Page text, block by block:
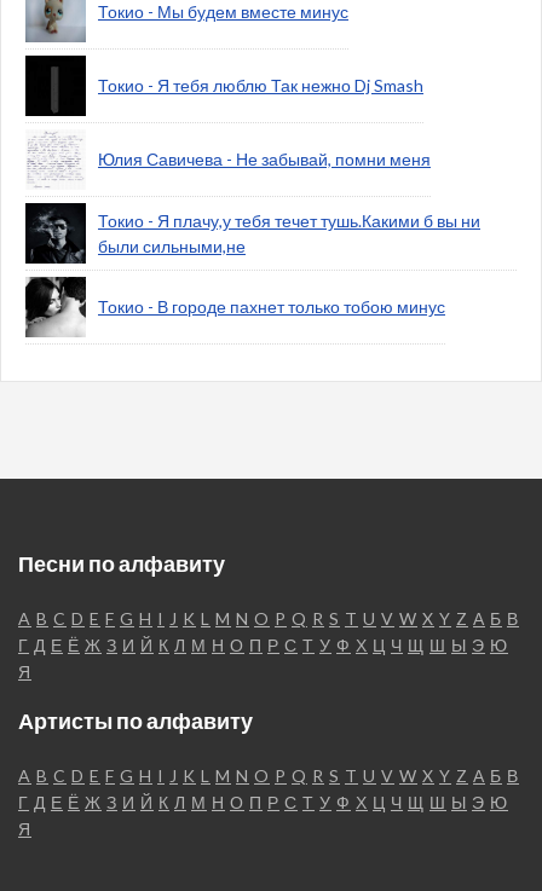
Токио - Мы будем вместе минус
Токио - Я тебя люблю Так нежно Dj Smash
Юлия Савичева - Не забывай, помни меня
Токио - Я плачу,у тебя течет тушь.Какими б вы ни
были сильными,не
Токио - В городе пахнет только тобою минус
Песни по алфавиту
A B C D E F G H I J K L M N O P Q R S T U V W X Y Z А Б В
Г Д Е Ё Ж З И Й К Л М Н О П Р С Т У Ф Х Ц Ч Щ Ш Ы Э Ю
Я
Артисты по алфавиту
A B C D E F G H I J K L M N O P Q R S T U V W X Y Z А Б В
Г Д Е Ё Ж З И Й К Л М Н О П Р С Т У Ф Х Ц Ч Щ Ш Ы Э Ю
Я